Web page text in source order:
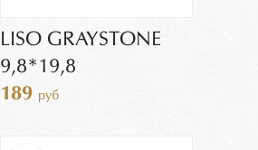
LISO GRAYSTONE
9,8*19,8
189 руб